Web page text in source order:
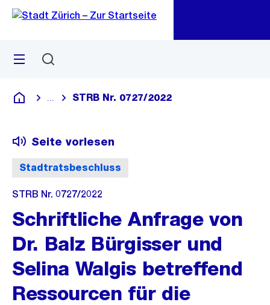
Navigation
Sprunglink
Menü
Deutsch
Blende alle Breadcrumbs ein
STRB Nr. 0727/2022
Stadtratsbeschluss
Seite vorlesen
STRB Nr. 0727/2022
Schriftliche Anfrage von
Dr. Balz Bürgisser und
Selina Walgis betreffend
Ressourcen für die